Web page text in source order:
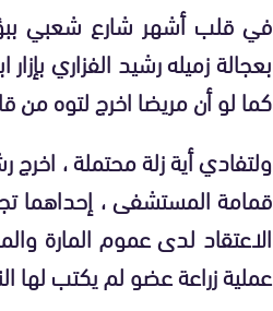
في قلب أشهر شارع شعبي
بعجالة زميله رشيد الفزاري
كما لو أن مريضا اخرج لتوه من
ولتفادي أية زلة محتملة ،
قمامة المستشفى ، إحداهما
الاعتقاد لدى عموم المارة
عملية زراعة عضو لم يكتب لها